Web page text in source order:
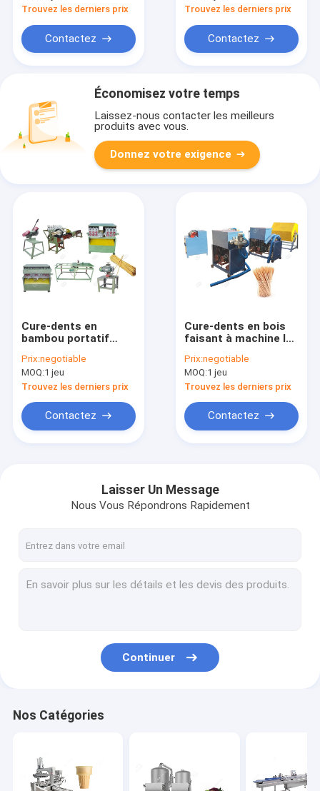
Accueil
A propos de nous
Trouvez les derniers prix
Contactez
Trouvez les derniers prix
Contactez
Économisez votre temps
Laissez-nous contacter les meilleurs
produits avec vous.
Donnez votre exigence
Cure-dents en
bambou portatif
Prix:negotiable
MOQ:1 jeu
Trouvez les derniers prix
Contactez
Cure-dents en bois
faisant à machine le
double simple
Thhthpick
Prix:negotiable
MOQ:1 jeu
Trouvez les derniers prix
Contactez
Laisser Un Message
Nous Vous Répondrons Rapidement
Continuer
Nos Catégories